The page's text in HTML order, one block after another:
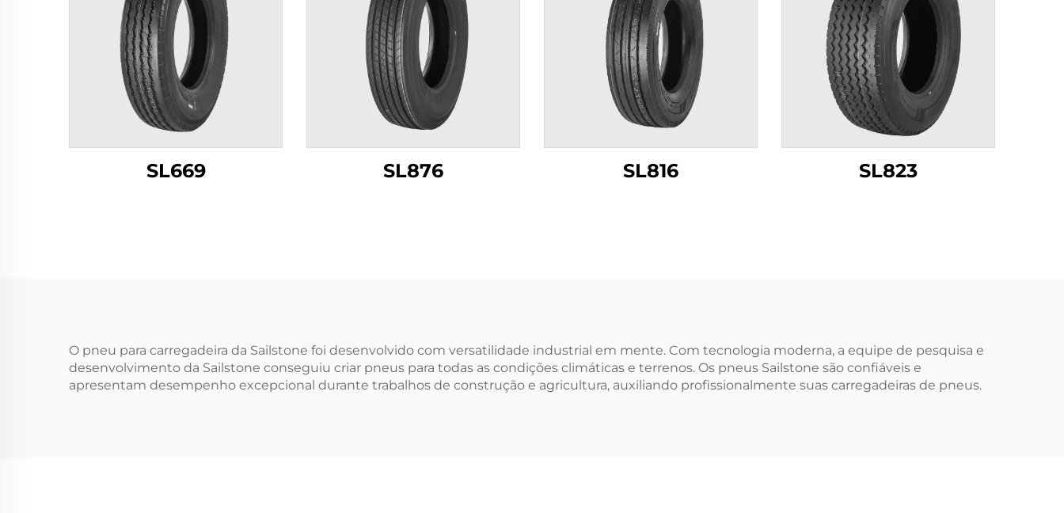
SL669 SL876 SL816 SL823
O pneu para carregadeira da Sailstone foi desenvolvido com versatilidade industrial em mente. Com tecnologia moderna, a equipe de pesquisa e
desenvolvimento da Sailstone conseguiu criar pneus para todas as condições climáticas e terrenos. Os pneus Sailstone são confiáveis e
apresentam desempenho excepcional durante trabalhos de construção e agricultura, auxiliando profissionalmente suas carregadeiras de pneus.